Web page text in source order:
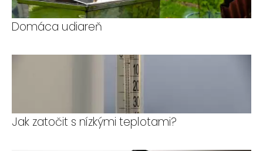
Domáca udiareň
Jak zatočit s nízkými teplotami?